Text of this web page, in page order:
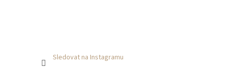
Sledovat na Instagramu